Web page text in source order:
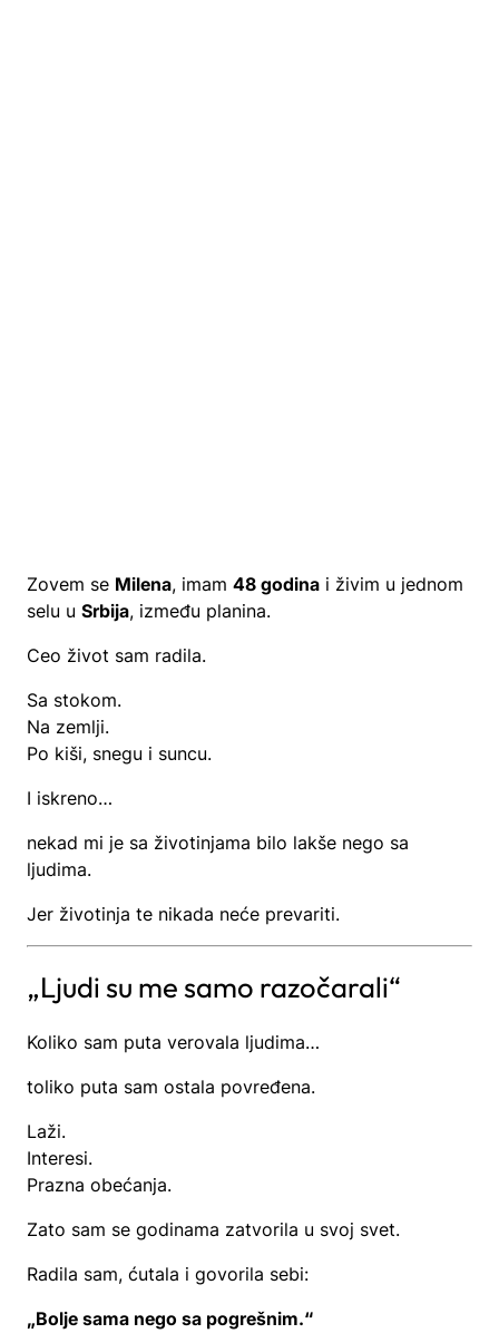
Zovem se Milena, imam 48 godina i živim u jednom
selu u Srbija, između planina.
Ceo život sam radila.
Sa stokom.
Na zemlji.
Po kiši, snegu i suncu.
I iskreno…
nekad mi je sa životinjama bilo lakše nego sa
ljudima.
Jer životinja te nikada neće prevariti.
„Ljudi su me samo razočarali“
Koliko sam puta verovala ljudima…
toliko puta sam ostala povređena.
Laži.
Interesi.
Prazna obećanja.
Zato sam se godinama zatvorila u svoj svet.
Radila sam, ćutala i govorila sebi:
„Bolje sama nego sa pogrešnim.“